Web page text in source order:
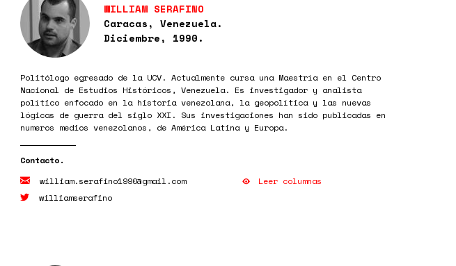
WILLIAM SERAFINO
Caracas, Venezuela.
Diciembre, 1990.
Politólogo egresado de la UCV. Actualmente cursa una Maestría en el Centro
Nacional de Estudios Históricos, Venezuela. Es investigador y analista
político enfocado en la historia venezolana, la geopolítica y las nuevas
lógicas de guerra del siglo XXI. Sus investigaciones han sido publicadas en
numeros medios venezolanos, de América Latina y Europa.
william.serafino1990@gmail.com
williamserafino
Leer columnas